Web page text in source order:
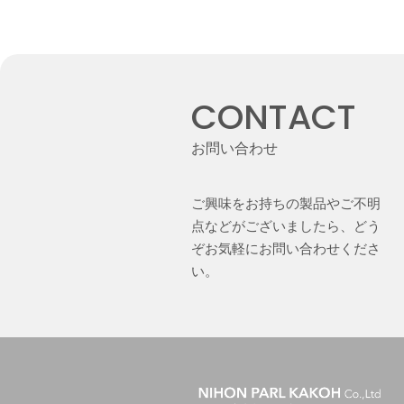
CONTACT
お問い合わせ
ご興味をお持ちの製品やご不明
点などがございましたら、どう
ぞお気軽にお問い合わせくださ
い。